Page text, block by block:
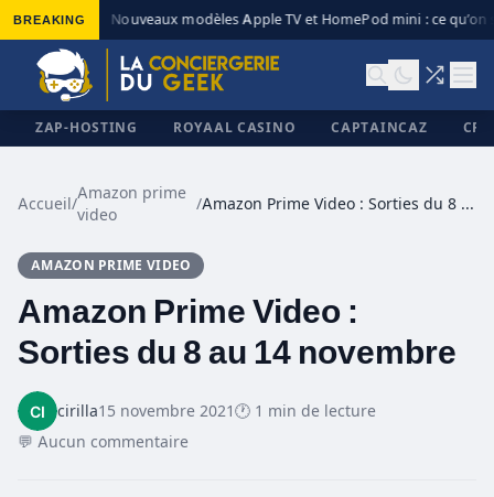
BREAKING Nouveaux modèles Apple TV et HomePod mini : ce qu’on
ZAP-HOSTING ROYAAL CASINO CAPTAINCAZ
Accueil/
Amazon prime
video
/ Amazon Prime Video : Sorties du 8 au 14 novembre
AMAZON PRIME VIDEO
Amazon Prime Video :
Sorties du 8 au 14 novembre
cirilla15 novembre 2021🕐 1 min de lecture
💬 Aucun commentaire